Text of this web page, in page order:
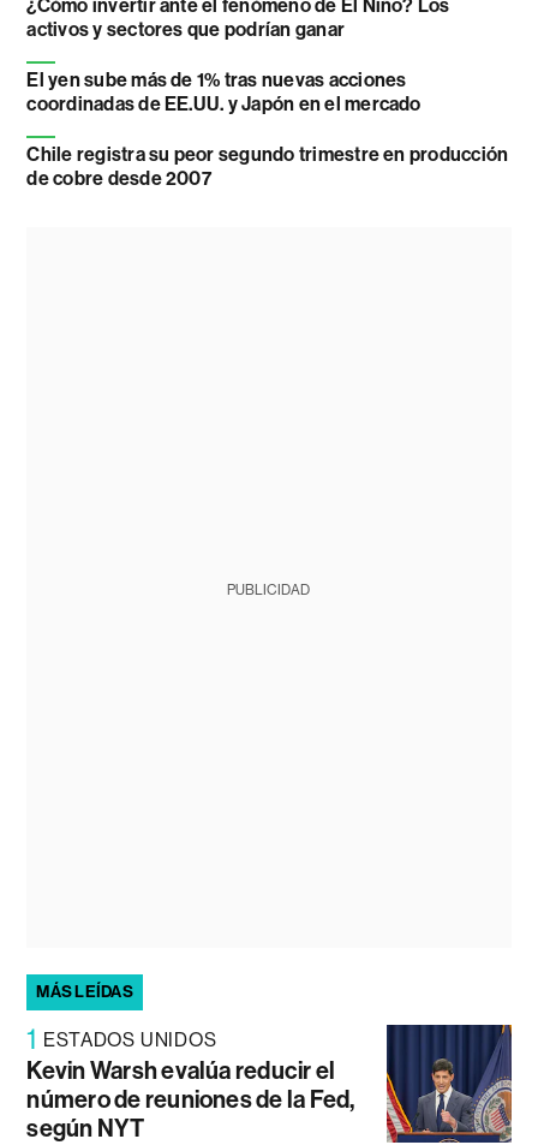
¿Cómo invertir ante el fenómeno de El Niño? Los
activos y sectores que podrían ganar
El yen sube más de 1% tras nuevas acciones
coordinadas de EE.UU. y Japón en el mercado
Chile registra su peor segundo trimestre en producción
de cobre desde 2007
PUBLICIDAD
MÁS LEÍDAS
1 ESTADOS UNIDOS
Kevin Warsh evalúa reducir el
número de reuniones de la Fed,
según NYT